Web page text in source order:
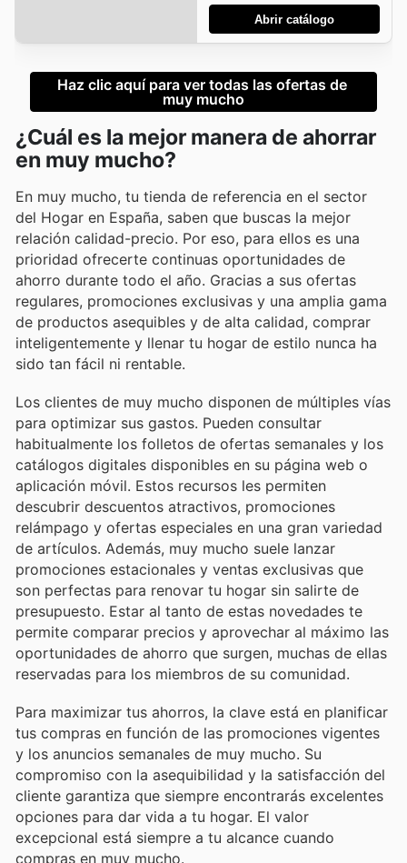
Abrir catálogo
Haz clic aquí para ver todas las ofertas de
muy mucho
¿Cuál es la mejor manera de ahorrar
en muy mucho?
En muy mucho, tu tienda de referencia en el sector
del Hogar en España, saben que buscas la mejor
relación calidad-precio. Por eso, para ellos es una
prioridad ofrecerte continuas oportunidades de
ahorro durante todo el año. Gracias a sus ofertas
regulares, promociones exclusivas y una amplia gama
de productos asequibles y de alta calidad, comprar
inteligentemente y llenar tu hogar de estilo nunca ha
sido tan fácil ni rentable.
Los clientes de muy mucho disponen de múltiples vías
para optimizar sus gastos. Pueden consultar
habitualmente los folletos de ofertas semanales y los
catálogos digitales disponibles en su página web o
aplicación móvil. Estos recursos les permiten
descubrir descuentos atractivos, promociones
relámpago y ofertas especiales en una gran variedad
de artículos. Además, muy mucho suele lanzar
promociones estacionales y ventas exclusivas que
son perfectas para renovar tu hogar sin salirte de
presupuesto. Estar al tanto de estas novedades te
permite comparar precios y aprovechar al máximo las
oportunidades de ahorro que surgen, muchas de ellas
reservadas para los miembros de su comunidad.
Para maximizar tus ahorros, la clave está en planificar
tus compras en función de las promociones vigentes
y los anuncios semanales de muy mucho. Su
compromiso con la asequibilidad y la satisfacción del
cliente garantiza que siempre encontrarás excelentes
opciones para dar vida a tu hogar. El valor
excepcional está siempre a tu alcance cuando
compras en muy mucho.